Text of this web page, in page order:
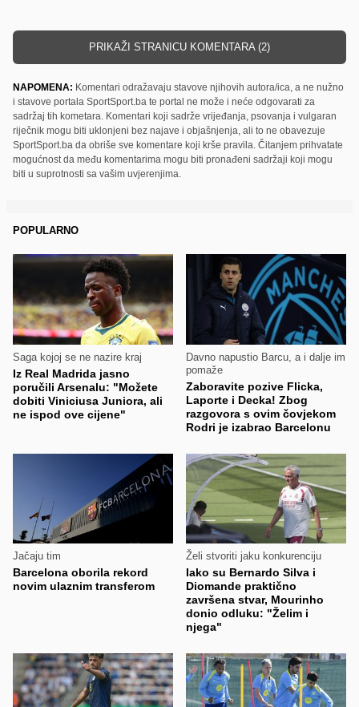
PRIKAŽI STRANICU KOMENTARA (2)
NAPOMENA: Komentari odražavaju stavove njihovih autora/ica, a ne nužno
i stavove portala SportSport.ba te portal ne može i neće odgovarati za
sadržaj tih kometara. Komentari koji sadrže vrijeđanja, psovanja i vulgaran
riječnik mogu biti uklonjeni bez najave i objašnjenja, ali to ne obavezuje
SportSport.ba da obriše sve komentare koji krše pravila. Čitanjem prihvatate
mogućnost da među komentarima mogu biti pronađeni sadržaji koji mogu
biti u suprotnosti sa vašim uvjerenjima.
POPULARNO
Saga kojoj se ne nazire kraj
Iz Real Madrida jasno
poručili Arsenalu: "Možete
dobiti Viniciusa Juniora, ali
ne ispod ove cijene"
Davno napustio Barcu, a i dalje im
pomaže
Zaboravite pozive Flicka,
Laporte i Decka! Zbog
razgovora s ovim čovjekom
Rodri je izabrao Barcelonu
Jačaju tim
Barcelona oborila rekord
novim ulaznim transferom
Želi stvoriti jaku konkurenciju
Iako su Bernardo Silva i
Diomande praktično
završena stvar, Mourinho
donio odluku: "Želim i
njega"